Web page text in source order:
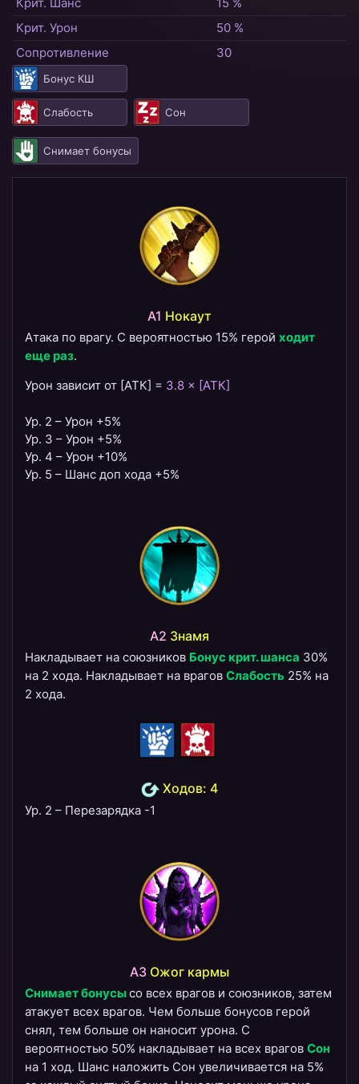
Крит. Шанс
15 %
Крит. Урон
50 %
Сопротивление
30
Бонус КШ
Слабость Сон
Снимает бонусы
A1 Нокаут
Атака по врагу. С вероятностью 15% герой ходит
еще раз.
Урон зависит от [АТК] = 3.8 × [АТК]
Ур. 2 – Урон +5%
Ур. 3 – Урон +5%
Ур. 4 – Урон +10%
Ур. 5 – Шанс доп хода +5%
A2 Знамя
Накладывает на союзников Бонус крит. шанса 30%
на 2 хода. Накладывает на врагов Слабость 25% на
2 хода.
Ходов: 4
Ур. 2 – Перезарядка -1
A3 Ожог кармы
Снимает бонусысо всех врагов и союзников, затем
атакует всех врагов. Чем больше бонусов герой
снял, тем больше он наносит урона. С
вероятностью 50% накладывает на всех врагов Сон
на 1 ход. Шанс наложить Сон увеличивается на 5%